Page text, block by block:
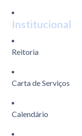
Institucional
Reitoria
Carta de Serviços
Calendário